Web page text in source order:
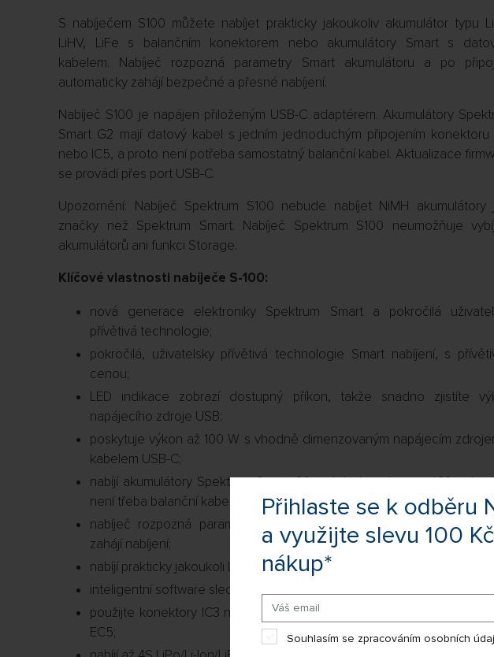
Přihlaste se k odběru
a využijte slevu 100
nákup*
Souhlasím se zpracováním osobních
S nabíječem S100 můžete nabíjet prakticky jakoukoliv akumulátor typu
LiHV, LiFe s balančním konektorem nebo akumulátory Smart s
kabelem. Nabíječ rozpozná parametry Smart akumulátoru a po
automaticky zahájí bezpečné a přesné nabíjení.
Nabíječ S100 je napájen přiloženým USB-C adaptérem. Akumulátory
Smart G2 mají datový kabel s jedním jednoduchým připojením konektoru
nebo IC5, a proto není potřeba samostatný balanční kabel. Aktualizace
se provádí přes port USB-C.
Upozornění: Nabíječ Spektrum S100 nebude nabíjet NiMH akumulátory
značky než Spektrum Smart. Nabíječ Spektrum S100 neumožňuje
akumulátorů ani funkci Storage.
Klíčové vlastnosti nabíječe S-100:
nová generace elektroniky Spektrum Smart a pokročilá
přívětivá technologie;
pokročilá, uživatelsky přívětivá technologie Smart nabíjení, s
cenou;
LED indikace zobrazí dostupný příkon, takže snadno zjistíte
napájecího zdroje USB;
poskytuje výkon až 100 W s vhodně dimenzovaným napájecím
kabelem USB-C;
nabíjí akumulátory Spektrum Smart G2 jedním konektorem IC3 nebo
není třeba balanční kabel;
nabíječ rozpozná parametry Smart baterie a po připojení
zahájí nabíjení;
nabíjí prakticky jakoukoli LiPo baterii pomocí konektoru balancéru JST-
inteligentní software sleduje a ukládá data akumulátorů Spektrum Smart;
použijte konektory IC3 nebo IC5, jež jsou kompatibilní s konektory
EC5;